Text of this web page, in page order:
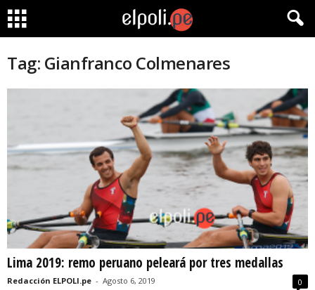
Tag: Gianfranco Colmenares
Lima 2019: remo peruano peleará por tres medallas
Redacción ELPOLI.pe - Agosto 6, 2019 0